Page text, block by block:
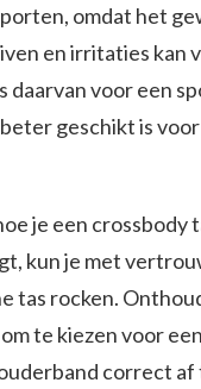
omdat het
en irritaties kan
daarvan voor een
geschikt is
je een crossbody
kun je met
tas rocken.
te kiezen voor
correct